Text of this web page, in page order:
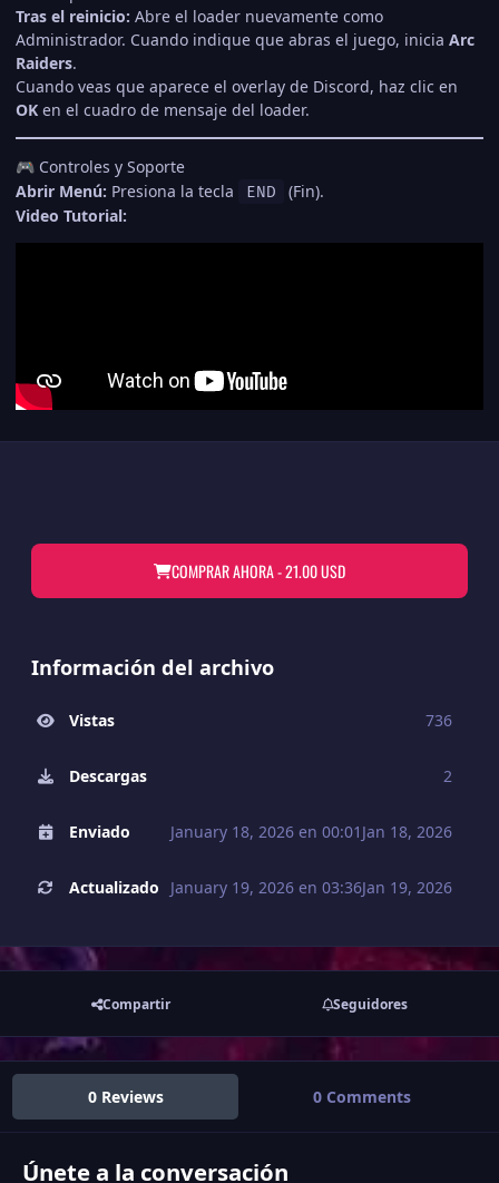
Tras el reinicio: Abre el loader nuevamente como
Administrador. Cuando indique que abras el juego, inicia Arc
Raiders.
Cuando veas que aparece el overlay de Discord, haz clic en
OK en el cuadro de mensaje del loader.
🎮 Controles y Soporte
Abrir Menú: Presiona la tecla END
(Fin).
Video Tutorial:
COMPRAR AHORA -21.00 USD
Información del archivo
Vistas 736
Descargas 2
Enviado January 18, 2026 en 00:01 Jan 18, 2026
Actualizado January 19, 2026 en 03:36Jan 19, 2026
Compartir Seguidores
0 Reviews 0 Comments
Únete a la conversación